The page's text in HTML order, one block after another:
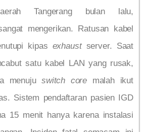
Tangerang bulan lalu,
mengerikan. Ratusan kabel
kipas exhaustserver. Saat
satu kabel LAN yang rusak,
menujuswitch core malah ikut
Sistem pendaftaran pasien IGD
15 menit hanya karena instalasi